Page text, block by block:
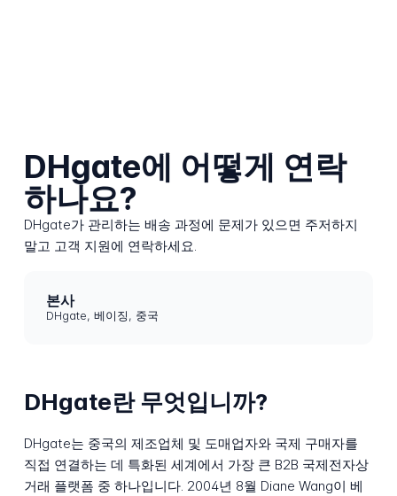
DHgate에 어떻게 연락
하나요?
DHgate가 관리하는 배송 과정에 문제가 있으면 주저하지
말고 고객 지원에 연락하세요.
본사
DHgate, 베이징, 중국
DHgate란 무엇입니까?
DHgate는 중국의 제조업체 및 도매업자와 국제 구매자를
직접 연결하는 데 특화된 세계에서 가장 큰 B2B 국제전자상
거래 플랫폼 중 하나입니다. 2004년 8월 Diane Wang이 베